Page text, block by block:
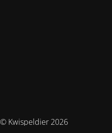
© Kwispeldier 2026